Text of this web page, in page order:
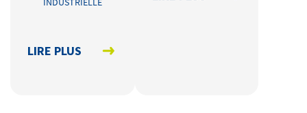
LIRE PLUS